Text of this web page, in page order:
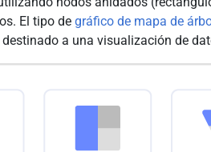
El tipo de gráfico de mapa de
a una visualización de